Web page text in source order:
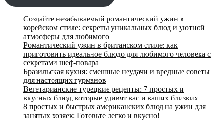
Создайте незабываемый романтический ужин в
корейском стиле: секреты уникальных блюд и уютной
атмосферы для любимого
Романтический ужин в британском стиле: как
приготовить идеальное блюдо для любимого человека с
секретами шеф-повара
Бразильская кухня: смешные неудачи и вредные советы
для настоящих гурманов
Вегетарианские турецкие рецепты: 7 простых и
вкусных блюд, которые удивят вас и ваших близких
8 простых и быстрых американских блюд на ужин для
занятых хозяек: Готовьте легко и вкусно!